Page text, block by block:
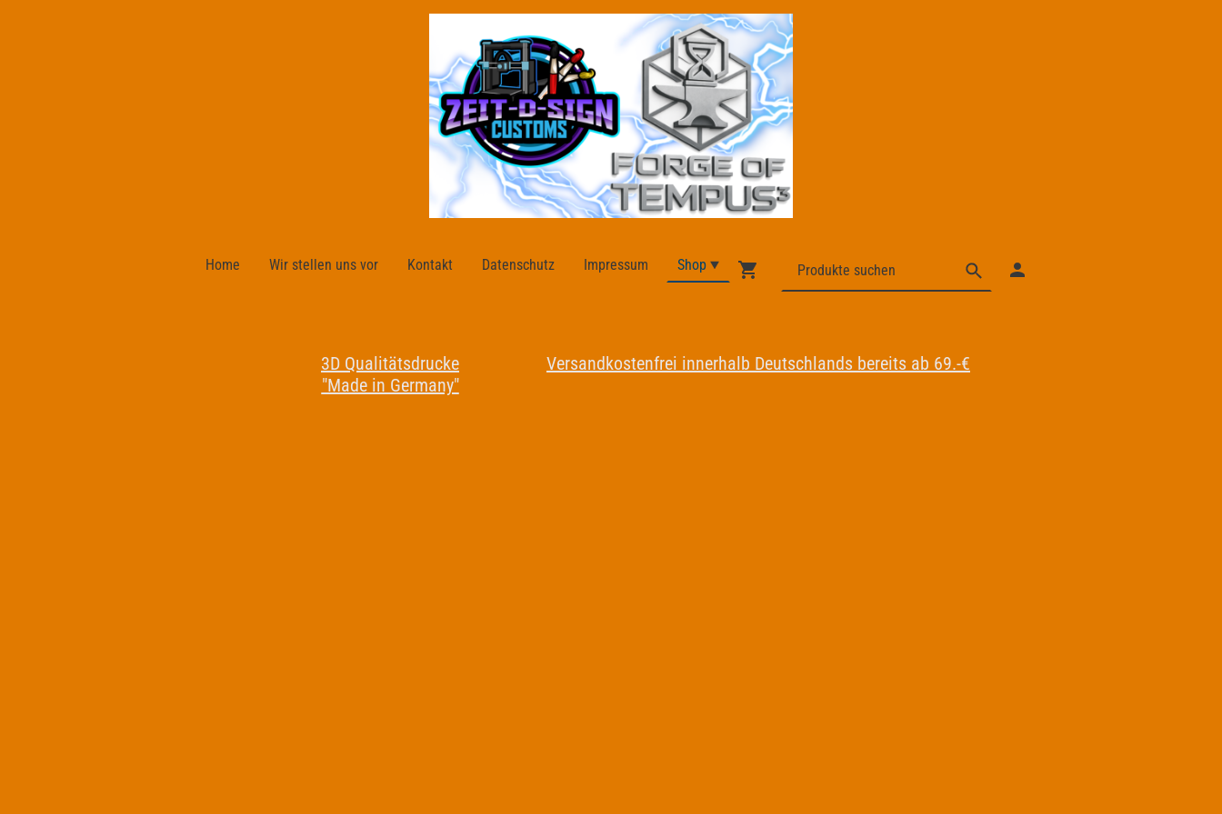
Home Wir stellen uns vor Kontakt Datenschutz Impressum Shop
3D Qualitätsdrucke
"Made in Germany"
Versandkostenfrei innerhalb Deutschlands bereits ab 69.-€